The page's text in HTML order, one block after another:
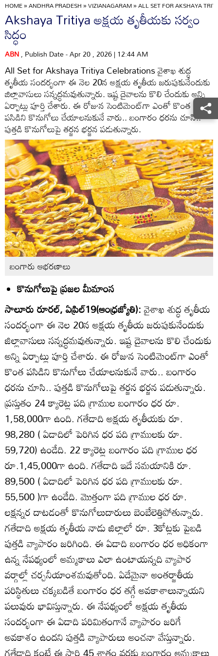
HOME»ANDHRA PRADESH»VIZIANAGARAM»ALL SET FOR AKSHAYA
Akshaya Tritiya అక్షయ తృతీయకు సర్వం
సిద్ధం
ABN, Publish Date - Apr 20 , 2026 | 12:44 AM
All Set for Akshaya Tritiya Celebrations వైశాఖ శుద్ధ
తృతీయ సందర్భంగా ఈ నెల 20న అక్షయ తృతీయ జరుపుకునేందుకు
జిల్లావాసులు సన్నద్ధమవుతున్నారు. ఇష్ట దైవాలను కొలి చేందుకు అన్ని
ఏర్పాట్లు పూర్తి చేశారు. ఈ రోజున సెంటిమెంట్‌గా ఎంతో కొంత
పసిడిని కొనుగోలు చేయాలనుకునే వారు.. బంగారం ధరను చూసి..
పుత్తడి కొనుగోలుపై తర్జన భర్జన పడుతున్నారు.
బంగారు ఆభరణాలు
కొనుగోలుపై ప్రజల మీమాంస
సాలూరు రూరల్‌, ఏప్రిల్‌19(ఆంధ్రజ్యోతి):వైశాఖ శుద్ధ తృతీయ
సందర్భంగా ఈ నెల 20న అక్షయ తృతీయ జరుపుకునేందుకు
జిల్లావాసులు సన్నద్ధమవుతున్నారు. ఇష్ట దైవాలను కొలి చేందుకు
అన్ని ఏర్పాట్లు పూర్తి చేశారు. ఈ రోజున సెంటిమెంట్‌గా ఎంతో
కొంత పసిడిని కొనుగోలు చేయాలనుకునే వారు.. బంగారం
ధరను చూసి.. పుత్తడి కొనుగోలుపై తర్జన భర్జన పడుతున్నారు.
ప్రస్తుతం 24 క్యారెట్ల పది గ్రాముల బంగారం ధర రూ.
1,58,000గా ఉంది. గతేడాది అక్షయ తృతీయకు రూ.
98,280 ( ఏడాదిలో పెరిగిన ధర పది గ్రాములకు రూ.
59,720) ఉండేది. 22 క్యారెట్ల బంగారం పది గ్రాముల ధర
రూ.1,45,000గా ఉంది. గతేడాది ఇదే సమయానికి రూ.
89,500 ( ఏడాదిలో పెరిగిన ధర పది గ్రాములకు రూ.
55,500 )గా ఉండేది. మొత్తంగా పది గ్రాముల ధర రూ.
లక్షన్నర దాటడంతో కొనుగోలుదారులు బెంబేలెత్తిపోతున్నారు.
గతేడాది అక్షయ తృతీయ నాడు జిల్లాలో రూ. 3కోట్లకు పైబడి
పుత్తడి వ్యాపారం జరిగింది. ఈ ఏడాది బంగారం ధర అధికంగా
ఉన్న నేపథ్యంలో అమ్మకాలు ఎలా ఉంటాయన్నది వ్యాపార
వర్గాల్లో చర్చనీయాంశమవుతోంది. ఏదేమైనా అంతర్జాతీయ
పరిస్థితులు చక్కబడితే బంగారం ధర తగ్గే అవకాశాలున్నాయని
పలువురు భావిస్తున్నారు. ఈ నేపథ్యంలో అక్షయ తృతీయ
సందర్భంగా ఈ ఏడాది పరిమితంగానే వ్యాపారం జరిగే
అవకాశం ఉందని పుత్తడి వ్యాపారులు అంచనా వేస్తున్నారు.